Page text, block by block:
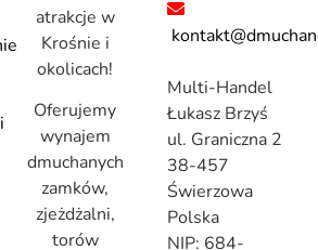
atrakcje w
Krośnie i
okolicach!
Oferujemy
wynajem
dmuchanych
zamków,
zjeżdżalni,
torów
Multi-Handel
Łukasz Brzyś
ul. Graniczna 2
38-457
Świerzowa
Polska
NIP: 684-